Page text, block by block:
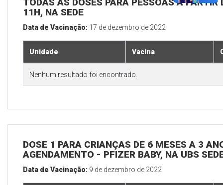
11H, NA SEDE
Data de Vacinação: 17 de dezembro de 2022
Unidade Vacina
Nenhum resultado foi encontrado.
DOSE 1 PARA CRIANÇAS DE 6 MESES A 3
AGENDAMENTO - PFIZER BABY, NA UBS
Data de Vacinação: 9 de dezembro de 2022